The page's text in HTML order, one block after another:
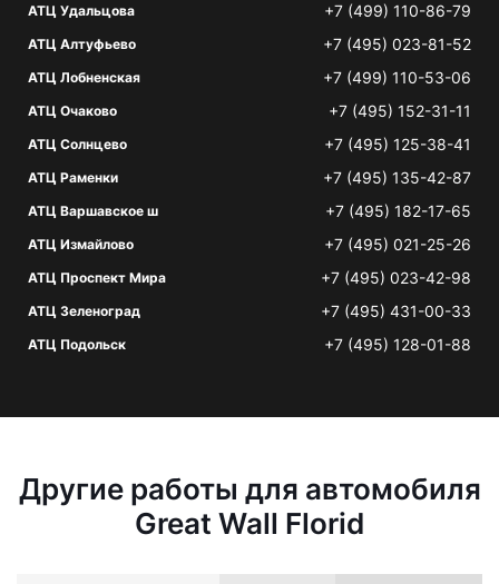
АТЦ Удальцова +7 (499) 110-86-79
АТЦ Алтуфьево +7 (495) 023-81-52
АТЦ Лобненская +7 (499) 110-53-06
АТЦ Очаково +7 (495) 152-31-11
АТЦ Солнцево +7 (495) 125-38-41
АТЦ Раменки +7 (495) 135-42-87
АТЦ Варшавское ш +7 (495) 182-17-65
АТЦ Измайлово +7 (495) 021-25-26
АТЦ Проспект Мира +7 (495) 023-42-98
АТЦ Зеленоград +7 (495) 431-00-33
АТЦ Подольск +7 (495) 128-01-88
Другие работы для автомобиля
Great Wall Florid